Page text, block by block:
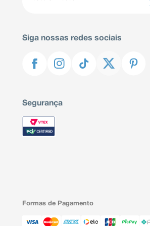
Siga nossas redes sociais
Segurança
Formas de Pagamento